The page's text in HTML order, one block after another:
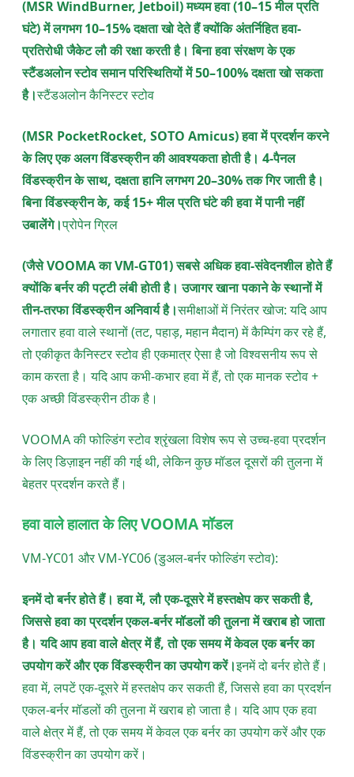
(MSR WindBurner, Jetboil) मध्यम हवा (10–15 मील प्रति
घंटे) में लगभग 10–15% दक्षता खो देते हैं क्योंकि अंतर्निहित हवा-
प्रतिरोधी जैकेट लौ की रक्षा करती है। बिना हवा संरक्षण के एक
स्टैंडअलोन स्टोव समान परिस्थितियों में 50–100% दक्षता खो सकता
है।स्टैंडअलोन कैनिस्टर स्टोव
(MSR PocketRocket, SOTO Amicus) हवा में प्रदर्शन करने
के लिए एक अलग विंडस्क्रीन की आवश्यकता होती है। 4-पैनल
विंडस्क्रीन के साथ, दक्षता हानि लगभग 20–30% तक गिर जाती है।
बिना विंडस्क्रीन के, कई 15+ मील प्रति घंटे की हवा में पानी नहीं
उबालेंगे।प्रोपेन ग्रिल
(जैसे VOOMA का VM-GT01) सबसे अधिक हवा-संवेदनशील होते हैं
क्योंकि बर्नर की पट्टी लंबी होती है। उजागर खाना पकाने के स्थानों में
तीन-तरफा विंडस्क्रीन अनिवार्य है।समीक्षाओं में निरंतर खोज: यदि आप
लगातार हवा वाले स्थानों (तट, पहाड़, महान मैदान) में कैम्पिंग कर रहे हैं,
तो एकीकृत कैनिस्टर स्टोव ही एकमात्र ऐसा है जो विश्वसनीय रूप से
काम करता है। यदि आप कभी-कभार हवा में हैं, तो एक मानक स्टोव +
एक अच्छी विंडस्क्रीन ठीक है।
VOOMA की फोल्डिंग स्टोव श्रृंखला विशेष रूप से उच्च-हवा प्रदर्शन
के लिए डिज़ाइन नहीं की गई थी, लेकिन कुछ मॉडल दूसरों की तुलना में
बेहतर प्रदर्शन करते हैं।
हवा वाले हालात के लिए VOOMA मॉडल
VM-YC01 और VM-YC06 (डुअल-बर्नर फोल्डिंग स्टोव):
इनमें दो बर्नर होते हैं। हवा में, लौ एक-दूसरे में हस्तक्षेप कर सकती है,
जिससे हवा का प्रदर्शन एकल-बर्नर मॉडलों की तुलना में खराब हो जाता
है। यदि आप हवा वाले क्षेत्र में हैं, तो एक समय में केवल एक बर्नर का
उपयोग करें और एक विंडस्क्रीन का उपयोग करें।इनमें दो बर्नर होते हैं।
हवा में, लपटें एक-दूसरे में हस्तक्षेप कर सकती हैं, जिससे हवा का प्रदर्शन
एकल-बर्नर मॉडलों की तुलना में खराब हो जाता है। यदि आप एक हवा
वाले क्षेत्र में हैं, तो एक समय में केवल एक बर्नर का उपयोग करें और एक
विंडस्क्रीन का उपयोग करें।